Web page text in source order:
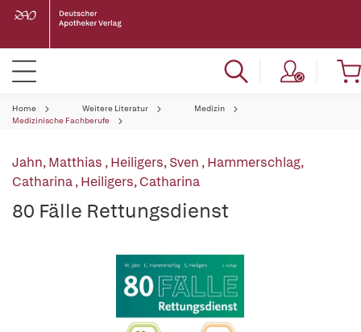
Home Weitere Literatur
Medizin
Medizinische Fachberufe
Jahn, Matthias ,Heiligers, Sven ,Hammerschlag,
Catharina,Heiligers, Catharina
80 Fälle Rettungsdienst